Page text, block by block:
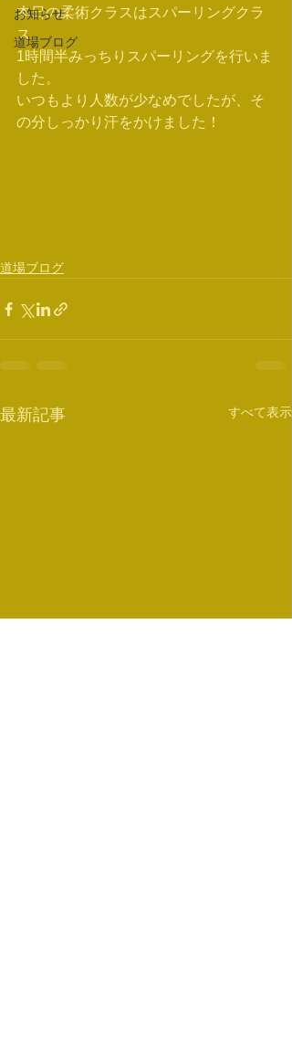
お知らせ
道場ブログ
本日の柔術クラスはスパーリングクラ
ス。
1時間半みっちりスパーリングを行いま
した。
いつもより人数が少なめでしたが、そ
の分しっかり汗をかけました！
道場ブログ
最新記事 すべて表示